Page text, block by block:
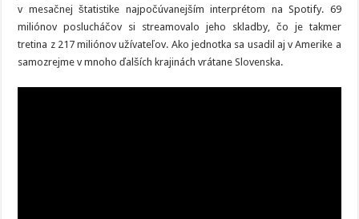
v mesačnej štatistike najpočúvanejším interprétom na Spotify. 69
miliónov poslucháčov si streamovalo jeho skladby, čo je takmer
tretina z 217 miliónov užívateľov. Ako jednotka sa usadil aj v Amerike a
samozrejme v mnoho ďalších krajinách vrátane Slovenska.